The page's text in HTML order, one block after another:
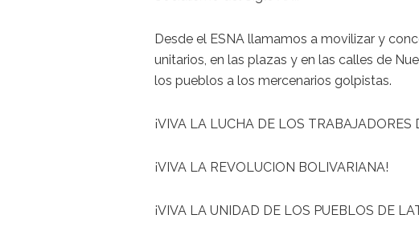
Desde el ESNA llamamos a movilizar y
unitarios, en las plazas y en las calles de
los pueblos a los mercenarios golpistas.
¡VIVA LA LUCHA DE LOS TRABAJADORES
¡VIVA LA REVOLUCION BOLIVARIANA!
¡VIVA LA UNIDAD DE LOS PUEBLOS DE